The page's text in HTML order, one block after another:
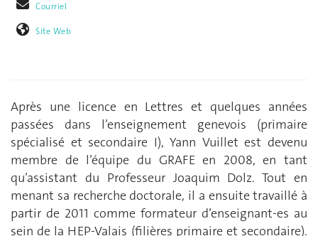
Courriel
Site Web
Après une licence en Lettres et quelques années
passées dans l’enseignement genevois (primaire
spécialisé et secondaire I), Yann Vuillet est devenu
membre de l’équipe du GRAFE en 2008, en tant
qu’assistant du Professeur Joaquim Dolz. Tout en
menant sa recherche doctorale, il a ensuite travaillé à
partir de 2011 comme formateur d’enseignant-es au
sein de la HEP-Valais (filières primaire et secondaire).